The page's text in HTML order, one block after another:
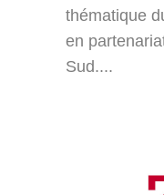
thématique
en
Sud....